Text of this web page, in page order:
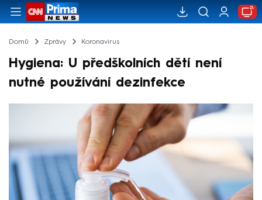
Domů Zprávy Koronavirus
Hygiena: U předškolních dětí není
nutné používání dezinfekce